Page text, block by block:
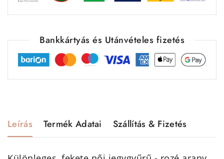
Bankkártyás és Utánvételes fizetés
Leírás Termék Adatai Szállítás & Fizetés